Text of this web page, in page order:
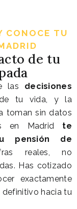
CONOCE TU
de tu
las decisiones
tu vida, y la
toman sin datos
en Madrid te
pensión de
reales, no
Has cotizado
exactamente
hacia tu